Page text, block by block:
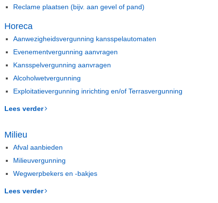
Reclame plaatsen (bijv. aan gevel of pand)
Horeca
Aanwezigheidsvergunning kansspelautomaten
Evenementvergunning aanvragen
Kansspelvergunning aanvragen
Alcoholwetvergunning
Exploitatievergunning inrichting en/of Terrasvergunning
Lees verder
Milieu
Afval aanbieden
Milieuvergunning
Wegwerpbekers en -bakjes
Lees verder